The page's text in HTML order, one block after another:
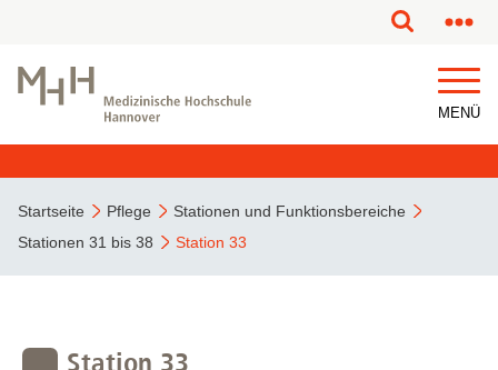
MENÜ
Startseite Pflege
Stationen und Funktionsbereiche
Stationen 31 bis 38
Station 33
Station 33